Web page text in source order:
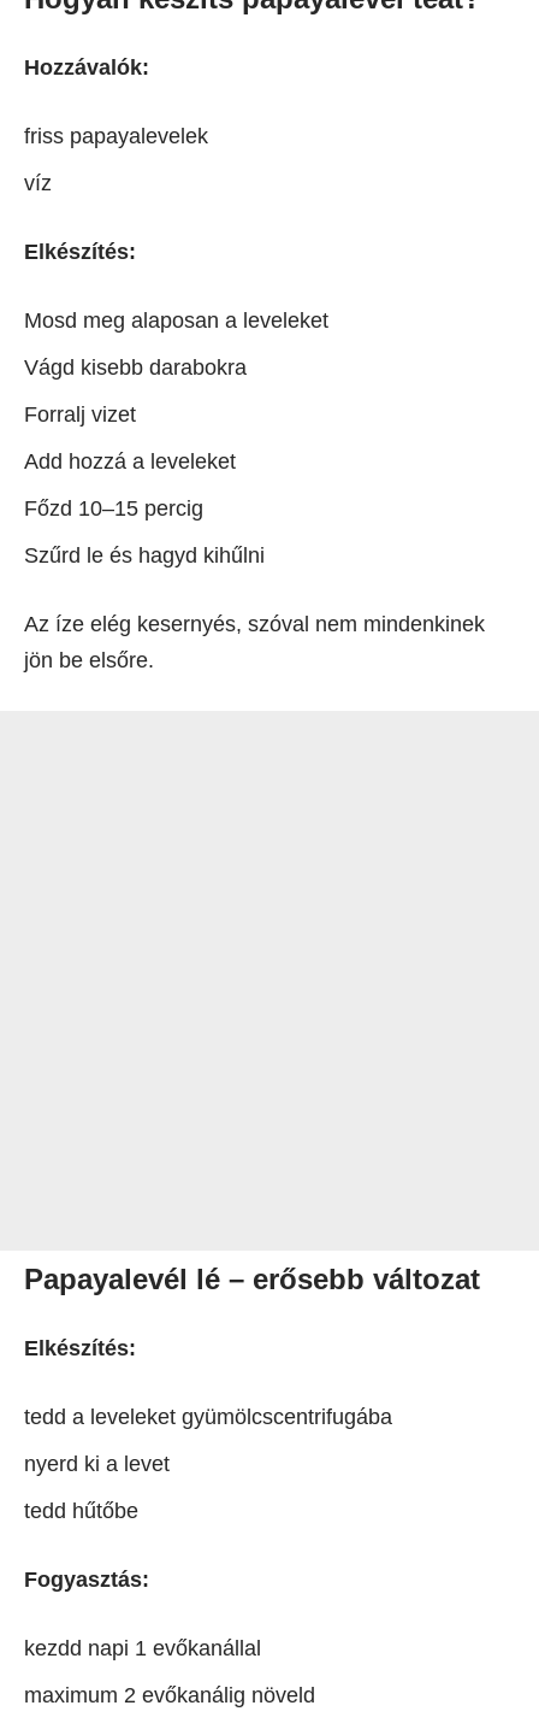
Hozzávalók:
friss papayalevelek
víz
Elkészítés:
Mosd meg alaposan a leveleket
Vágd kisebb darabokra
Forralj vizet
Add hozzá a leveleket
Főzd 10–15 percig
Szűrd le és hagyd kihűlni
Az íze elég kesernyés, szóval nem mindenkinek
jön be elsőre.
Papayalevél lé – erősebb változat
Elkészítés:
tedd a leveleket gyümölcscentrifugába
nyerd ki a levet
tedd hűtőbe
Fogyasztás:
kezdd napi 1 evőkanállal
maximum 2 evőkanálig növeld